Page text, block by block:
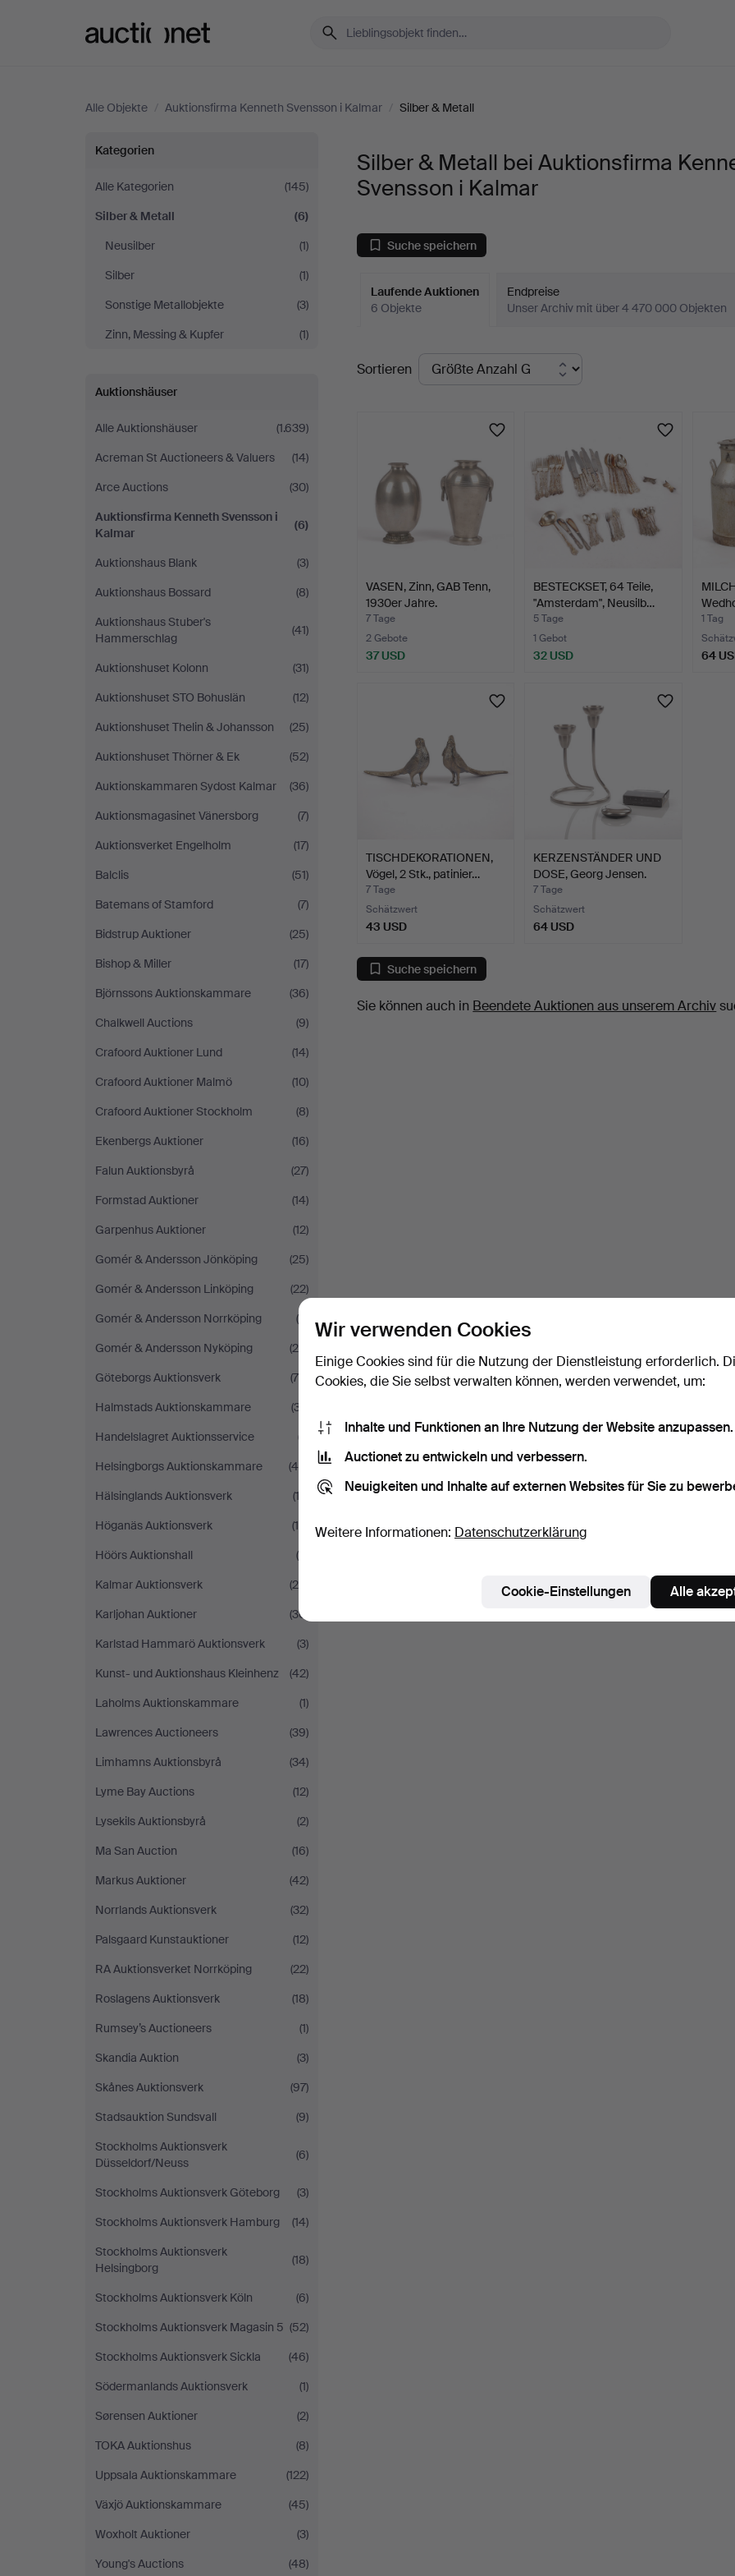
Alle Objekte / Auktionsfirma Kenneth Svensson i Kalmar / Silber & Metall
Silber
&
Metall
bei
Auktionsfirma
Kenneth
Svensson
Kalmar
Kategorien
Alle Kategorien
(145)
Silber & Metall
(6)
Neusilber
(1)
Silber
(1)
Sonstige Metallobjekte
(3)
Zinn, Messing & Kupfer
(1)
Auktionshäuser
Alle Auktionshäuser
(1.639)
Acreman St Auctioneers & Valuers
(14)
Arce Auctions
(30)
Auktionsfirma Kenneth Svensson i
Kalmar
(6)
Auktionshaus Blank
(3)
Auktionshaus Bossard
(8)
Auktionshaus Stuber's
Hammerschlag
(41)
Auktionshuset Kolonn
(31)
Auktionshuset STO Bohuslän
(12)
Auktionshuset Thelin & Johansson
(25)
Auktionshuset Thörner & Ek
(52)
Auktionskammaren Sydost Kalmar
(36)
Auktionsmagasinet Vänersborg
(7)
Auktionsverket Engelholm
(17)
Balclis
(51)
Batemans of Stamford
(7)
Bidstrup Auktioner
(25)
Bishop & Miller
(17)
Björnssons Auktionskammare
(36)
Chalkwell Auctions
(9)
Crafoord Auktioner Lund
(14)
Crafoord Auktioner Malmö
(10)
Crafoord Auktioner Stockholm
(8)
Ekenbergs Auktioner
(16)
Falun Auktionsbyrå
(27)
Formstad Auktioner
(14)
Garpenhus Auktioner
(12)
Gomér & Andersson Jönköping
(25)
Gomér & Andersson Linköping
(22)
Gomér & Andersson Norrköping
(9)
Gomér & Andersson Nyköping
(26)
Göteborgs Auktionsverk
(75)
Halmstads Auktionskammare
(37)
Handelslagret Auktionsservice
(7)
Helsingborgs Auktionskammare
(45)
Hälsinglands Auktionsverk
(13)
Höganäs Auktionsverk
(14)
Höörs Auktionshall
(5)
Kalmar Auktionsverk
(24)
Karljohan Auktioner
(30)
Karlstad Hammarö Auktionsverk
(3)
Kunst- und Auktionshaus Kleinhenz
(42)
Laholms Auktionskammare
(1)
Lawrences Auctioneers
(39)
Limhamns Auktionsbyrå
(34)
Lyme Bay Auctions
(12)
Lysekils Auktionsbyrå
(2)
Ma San Auction
(16)
Markus Auktioner
(42)
Norrlands Auktionsverk
(32)
Palsgaard Kunstauktioner
(12)
RA Auktionsverket Norrköping
(22)
Roslagens Auktionsverk
(18)
Rumsey’s Auctioneers
(1)
Skandia Auktion
(3)
Skånes Auktionsverk
(97)
Stadsauktion Sundsvall
(9)
Stockholms Auktionsverk
Düsseldorf/Neuss
(6)
Stockholms Auktionsverk Göteborg
(3)
Stockholms Auktionsverk Hamburg
(14)
Stockholms Auktionsverk
Helsingborg
(18)
Stockholms Auktionsverk Köln
(6)
Stockholms Auktionsverk Magasin 5 (52)
Stockholms Auktionsverk Sickla
(46)
Södermanlands Auktionsverk
(1)
Sørensen Auktioner
(2)
TOKA Auktionshus
(8)
Uppsala Auktionskammare
(122)
Växjö Auktionskammare
(45)
Woxholt Auktioner
(3)
Young's Auctions
(48)
Silber & Metall bei Auktionsfirma
Svensson i Kalmar
Suche speichern
Laufende Auktionen
6 Objekte
Endpreise
Unser Archiv mit über 4 470 000 Objekten
Laufende
Auktionen
Sortieren
VASEN, Zinn, GAB Tenn,
1930er Jahre.
7 Tage
2 Gebote
37 USD
BESTECKSET, 64 Teile,
"Amsterdam", Neusilb…
5 Tage
1 Gebot
32 USD
1 Tag
64
TISCHDEKORATIONEN,
Vögel, 2 Stk., patinier…
7 Tage
Schätzwert
43 USD
KERZENSTÄNDER UND
DOSE, Georg Jensen.
7 Tage
Schätzwert
64 USD
Suche speichern
Sie können auch in Beendete Auktionen aus unserem Archiv
Wir verwenden Cookies
Einige Cookies sind für die Nutzung der Dienstleistung erforderlich.
Cookies, die Sie selbst verwalten können, werden verwendet, um:
Inhalte und Funktionen an Ihre Nutzung der Website anzupassen.
Auctionet zu entwickeln und verbessern.
Neuigkeiten und Inhalte auf externen Websites für Sie zu
Weitere Informationen: Datenschutzerklärung
Cookie-Einstellungen Alle